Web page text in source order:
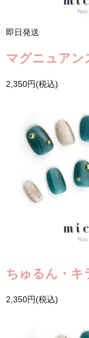
即日発送
マグニュアン
2,350円(税込)
ちゅるん・キ
2,350円(税込)